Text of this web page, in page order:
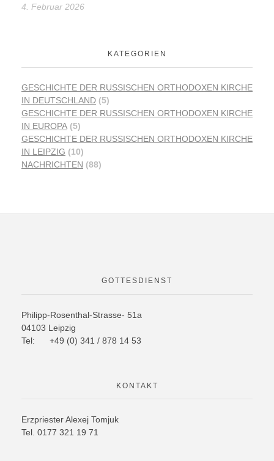
4. Februar 2026
KATEGORIEN
GESCHICHTE DER RUSSISCHEN ORTHODOXEN KIRCHE
IN DEUTSCHLAND (5)
GESCHICHTE DER RUSSISCHEN ORTHODOXEN KIRCHE
IN EUROPA (5)
GESCHICHTE DER RUSSISCHEN ORTHODOXEN KIRCHE
IN LEIPZIG (10)
NACHRICHTEN (88)
GOTTESDIENST
Philipp-Rosenthal-Strasse- 51a
04103 Leipzig
Tel: +49 (0) 341 / 878 14 53
KONTAKT
Erzpriester Alexej Tomjuk
Tel. 0177 321 19 71